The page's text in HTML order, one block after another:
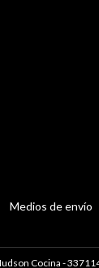
Medios de envío
Cocina -